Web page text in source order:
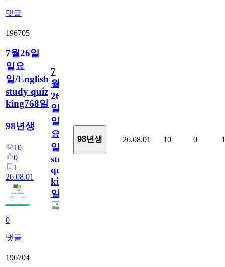
댓글
196705
7월26일
일요
일/English
study quiz
king768일
98년생
10
0
1
26.08.01
0
댓글
7
월
26
일
일
요
일/English
study
quiz
king768
일
98년생 26.08.01 10 0 1
196704